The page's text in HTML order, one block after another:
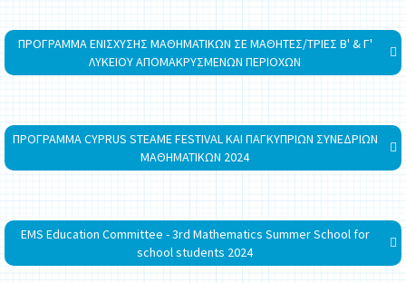
ΠΡΟΓΡΑΜΜΑ ΕΝΙΣΧΥΣΗΣ ΜΑΘΗΜΑΤΙΚΩΝ ΣΕ ΜΑΘΗΤΕΣ/ΤΡΙΕΣ Β' & Γ'
ΛΥΚΕΙΟΥ ΑΠΟΜΑΚΡΥΣΜΕΝΩΝ ΠΕΡΙΟΧΩΝ
ΠΡΟΓΡΑΜΜΑ CYPRUS STEAME FESTIVAL ΚΑΙ ΠΑΓΚΥΠΡΙΩΝ ΣΥΝΕΔΡΙΩΝ
ΜΑΘΗΜΑΤΙΚΩΝ 2024
EMS Education Committee - 3rd Mathematics Summer School for
school students 2024